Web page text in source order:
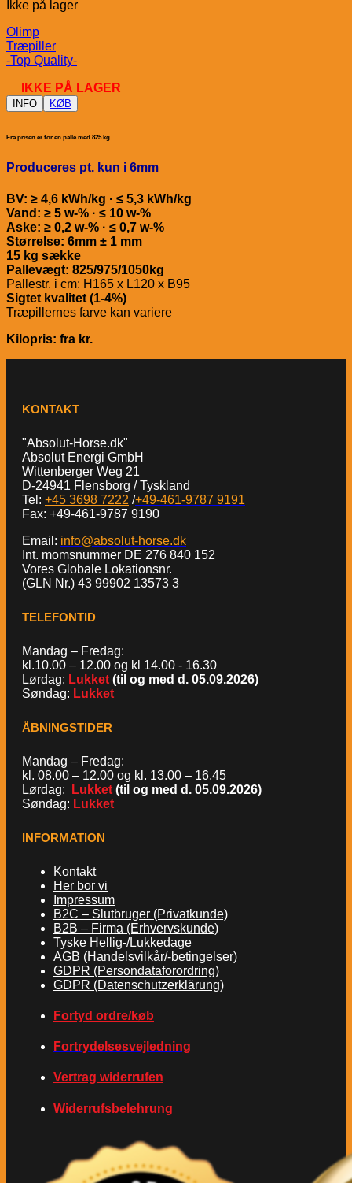
Ikke på lager
Olimp
Træpiller
-Top Quality-
IKKE PÅ LAGER
INFO KØB
Fra prisen er for en palle med 825 kg
Produceres pt. kun i 6mm
BV: ≥ 4,6 kWh/kg · ≤ 5,3 kWh/kg
Vand: ≥ 5 w-% · ≤ 10 w-%
Aske: ≥ 0,2 w-% · ≤ 0,7 w-%
Størrelse: 6mm ± 1 mm
15 kg sække
Pallevægt: 825/975/1050kg
Pallestr. i cm: H165 x L120 x B95
Sigtet kvalitet (1-4%)
Træpillernes farve kan variere
Kilopris: fra kr.
KONTAKT
"Absolut-Horse.dk"
Absolut Energi GmbH
Wittenberger Weg 21
D-24941 Flensborg / Tyskland
Tel: +45 3698 7222 /+49-461-9787 9191
Fax: +49-461-9787 9190
Email: info@absolut-horse.dk
Int. momsnummer DE 276 840 152
Vores Globale Lokationsnr.
(GLN Nr.) 43 99902 13573 3
TELEFONTID
Mandag – Fredag:
kl.10.00 – 12.00 og kl 14.00 - 16.30
Lørdag: Lukket (til og med d. 05.09.2026)
Søndag: Lukket
ÅBNINGSTIDER
Mandag – Fredag:
kl. 08.00 – 12.00 og kl. 13.00 – 16.45
Lørdag:
Lukket (til og med d. 05.09.2026)
Søndag: Lukket
INFORMATION
Kontakt
Her bor vi
Impressum
B2C – Slutbruger (Privatkunde)
B2B – Firma (Erhvervskunde)
Tyske Hellig-/Lukkedage
AGB (Handelsvilkår/-betingelser)
GDPR (Persondataforordring)
GDPR (Datenschutzerklärung)
Fortyd ordre/køb
Fortrydelsesvejledning
Vertrag widerrufen
Widerrufsbelehrung